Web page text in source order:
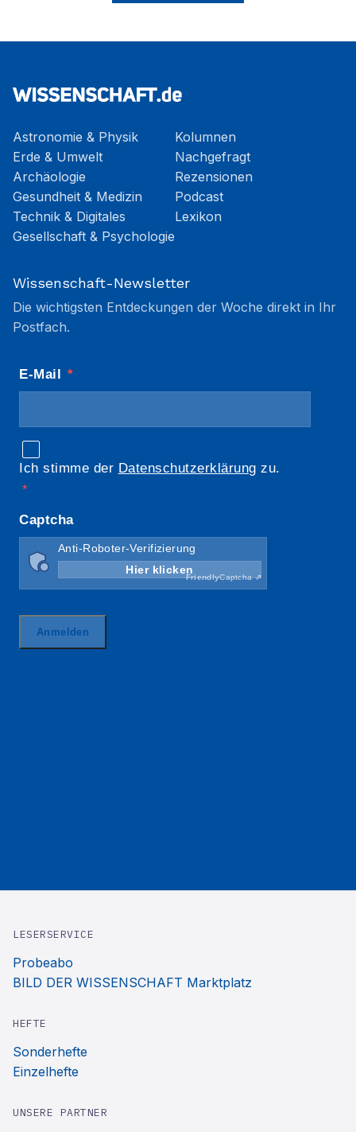
Astronomie & Physik
Erde & Umwelt
Archäologie
Gesundheit & Medizin
Technik & Digitales
Gesellschaft & Psychologie
Kolumnen
Nachgefragt
Rezensionen
Podcast
Lexikon
Wissenschaft-Newsletter
Die wichtigsten Entdeckungen der Woche direkt in Ihr
Postfach.
LESERSERVICE
Probeabo
BILD DER WISSENSCHAFT Marktplatz
HEFTE
Sonderhefte
Einzelhefte
UNSERE PARTNER